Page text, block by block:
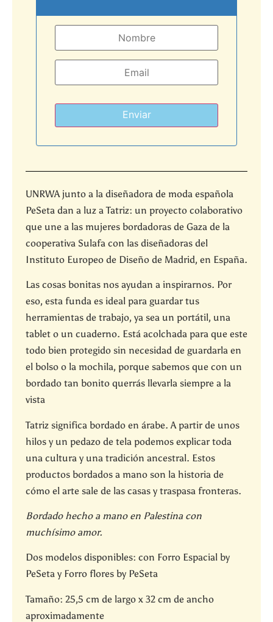
UNRWA junto a la diseñadora de moda española
PeSeta dan a luz a Tatriz: un proyecto colaborativo
que une a las mujeres bordadoras de Gaza de la
cooperativa Sulafa con las diseñadoras del
Instituto Europeo de Diseño de Madrid, en España.
Las cosas bonitas nos ayudan a inspirarnos. Por
eso, esta funda es ideal para guardar tus
herramientas de trabajo, ya sea un portátil, una
tablet o un cuaderno. Está acolchada para que este
todo bien protegido sin necesidad de guardarla en
el bolso o la mochila, porque sabemos que con un
bordado tan bonito querrás llevarla siempre a la
vista
Tatriz significa bordado en árabe. A partir de unos
hilos y un pedazo de tela podemos explicar toda
una cultura y una tradición ancestral. Estos
productos bordados a mano son la historia de
cómo el arte sale de las casas y traspasa fronteras.
Bordado hecho a mano en Palestina con
muchísimo amor.
Dos modelos disponibles: con Forro Espacial by
PeSeta y Forro flores by PeSeta
Tamaño: 25,5 cm de largo x 32 cm de ancho
aproximadamente